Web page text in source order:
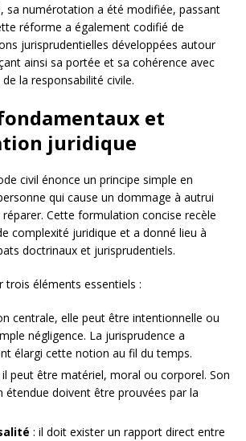
sa numérotation a été modifiée, passant
réforme a également codifié de
jurisprudentielles développées autour
ainsi sa portée et sa cohérence avec
la responsabilité civile.
et
juridique
civil énonce un principe simple en
qui cause un dommage à autrui
Cette formulation concise recèle
complexité juridique et a donné lieu à
doctrinaux et jurisprudentiels.
trois éléments essentiels :
centrale, elle peut être intentionnelle ou
négligence. La jurisprudence a
élargi cette notion au fil du temps.
il peut être matériel, moral ou corporel. Son
étendue doivent être prouvées par la
: il doit exister un rapport direct entre